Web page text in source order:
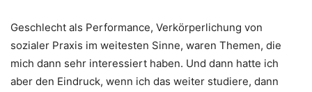
Geschlecht als Performance, Verkörperlichung von
sozialer Praxis im weitesten Sinne, waren Themen, die
mich dann sehr interessiert haben. Und dann hatte ich
aber den Eindruck, wenn ich das weiter studiere, dann